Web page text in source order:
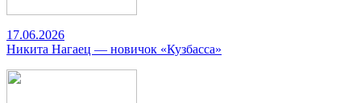
17.06.2026
Никита Нагаец — новичок «Кузбасса»